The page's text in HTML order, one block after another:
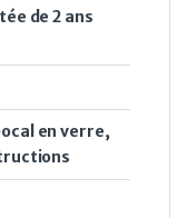
de 2 ans
en verre,